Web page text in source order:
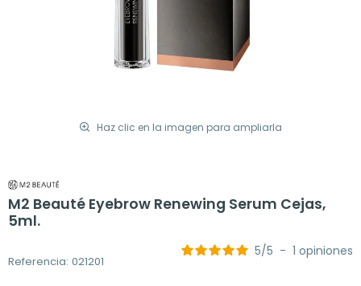
Haz clic en la imagen para ampliarla
M2 Beauté Eyebrow Renewing Serum Cejas,
5ml.
Referencia: 021201
5/5 - 1 opiniones